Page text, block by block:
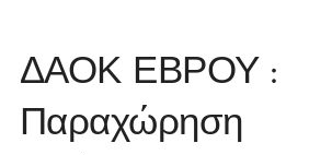
ΔΑΟΚ ΕΒΡΟΥ :
Παραχώρηση